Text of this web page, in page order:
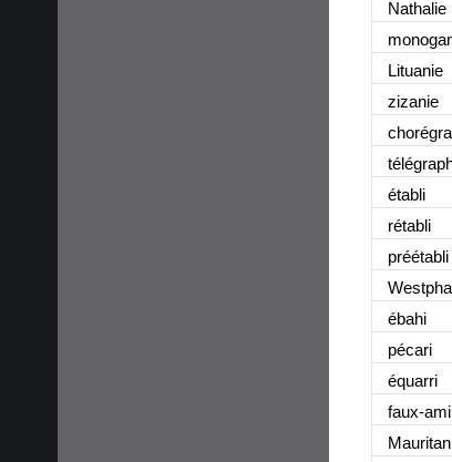
Nathalie
Lituanie
zizanie
établi
rétabli
préétabli
ébahi
pécari
équarri
faux-ami